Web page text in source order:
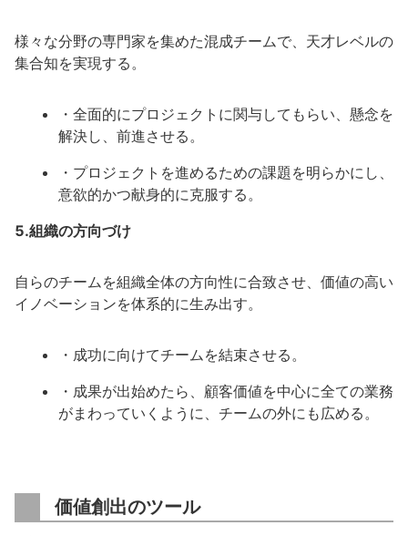
様々な分野の専門家を集めた混成チームで、天才レベルの
集合知を実現する。
・全面的にプロジェクトに関与してもらい、懸念を
解決し、前進させる。
・プロジェクトを進めるための課題を明らかにし、
意欲的かつ献身的に克服する。
5.組織の方向づけ
自らのチームを組織全体の方向性に合致させ、価値の高い
イノベーションを体系的に生み出す。
・成功に向けてチームを結束させる。
・成果が出始めたら、顧客価値を中心に全ての業務
がまわっていくように、チームの外にも広める。
価値創出のツール